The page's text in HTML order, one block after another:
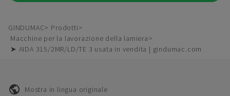
GINDUMAC
Prodotti
Macchine per la lavorazione della lamiera
➤ AIDA 315/2MR/LD/TE 3 usata in vendita | gindumac.com
Mostra in lingua originale